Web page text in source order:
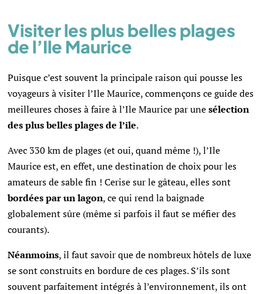
Visiter les plus belles plages
de l’Ile Maurice
Puisque c’est souvent la principale raison qui pousse les
voyageurs à visiter l’Ile Maurice, commençons ce guide des
meilleures choses à faire à l’Ile Maurice par unesélection
des plus belles plages de l’ile.
Avec 330 km de plages (et oui, quand même !), l’Ile
Maurice est, en effet, une destination de choix pour les
amateurs de sable fin ! Cerise sur le gâteau, elles sont
bordées par un lagon, ce qui rend la baignade
globalement sûre (même si parfois il faut se méfier des
courants).
Néanmoins, il faut savoir que de nombreux hôtels de luxe
se sont construits en bordure de ces plages. S’ils sont
souvent parfaitement intégrés à l’environnement, ils ont